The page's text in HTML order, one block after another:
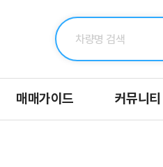
매매가이드 커뮤니티